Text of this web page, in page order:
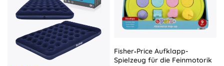
Fisher‑Price Aufklapp-
Spielzeug für die Feinmotorik